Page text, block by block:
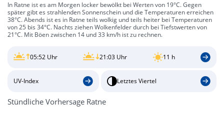
In Ratne ist es am Morgen locker bewölkt bei Werten von 19°C. Gegen
später gibt es strahlenden Sonnenschein und die Temperaturen erreichen
38°C. Abends ist es in Ratne teils wolkig und teils heiter bei Temperaturen
von 25 bis 34°C. Nachts ziehen Wolkenfelder durch bei Tiefstwerten von
21°C. Mit Böen zwischen 14 und 33 km/h ist zu rechnen.
05:52 Uhr 21:03 Uhr 11 h
UV-Index Letztes Viertel
Stündliche Vorhersage Ratne